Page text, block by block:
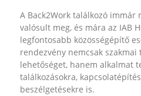
A Back2Work találkozó immár
valósult meg, és mára az IAB
legfontosabb közösségépítő
rendezvény nemcsak
lehetőséget, hanem alkalmat
találkozásokra,
beszélgetésekre is.